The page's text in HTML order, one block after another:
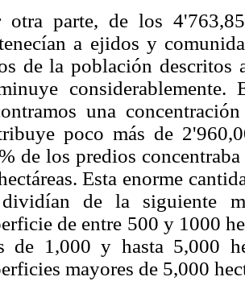
otra parte, de los
a ejidos y
de la población descritos
una
poco más de
de los predios
Esta enorme
de la siguiente
de entre 500 y 1000
de 1,000 y hasta 5,000
mayores de 5,000